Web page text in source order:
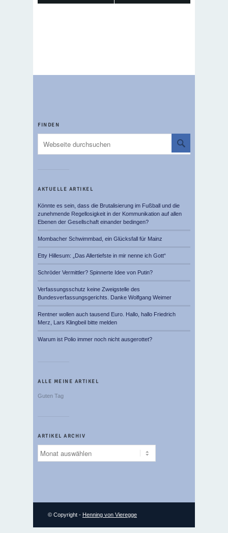
FINDEN
AKTUELLE ARTIKEL
Könnte es sein, dass die Brutalisierung im Fußball und die
zunehmende Regellosigkeit in der Kommunikation auf allen
Ebenen der Gesellschaft einander bedingen?
Mombacher Schwimmbad, ein Glücksfall für Mainz
Etty Hillesum: „Das Allertiefste in mir nenne ich Gott“
Schröder Vermittler? Spinnerte Idee von Putin?
Verfassungsschutz keine Zweigstelle des
Bundesverfassungsgerichts. Danke Wolfgang Weimer
Rentner wollen auch tausend Euro. Hallo, hallo Friedrich
Merz, Lars Klingbeil bitte melden
Warum ist Polio immer noch nicht ausgerottet?
ALLE MEINE ARTIKEL
Guten Tag
ARTIKEL ARCHIV
Artikel
Archiv
© Copyright - Henning von Vieregge